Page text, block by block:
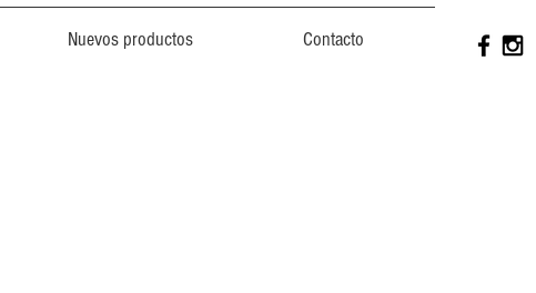
Nuevos productos Contacto